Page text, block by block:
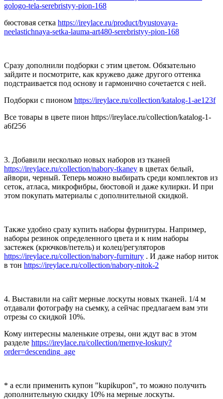
gologo-tela-serebristyy-pion-168
бюстовая сетка https://ireylace.ru/product/byustovaya-
neelastichnaya-setka-lauma-art480-serebristyy-pion-168
Сразу дополнили подборки с этим цветом. Обязательно
зайдите и посмотрите, как кружево даже другого оттенка
подстраивается под основу и гармонично сочетается с ней.
Подборки с пионом https://ireylace.ru/collection/katalog-1-ae123f
Все товары в цвете пион https://ireylace.ru/collection/katalog-1-
a6f256
3. Добавили несколько новых наборов из тканей
https://ireylace.ru/collection/nabory-tkaney в цветах белый,
айвори, черный. Теперь можно выбирать среди комплектов из
сеток, атласа, микрофибры, бюстовой и даже кулирки. И при
этом покупать материалы с дополнительной скидкой.
Также удобно сразу купить наборы фурнитуры. Например,
наборы резинок определенного цвета и к ним наборы
застежек (крючков/петель) и колец/регуляторов
https://ireylace.ru/collection/nabory-furnitury . И даже набор ниток
в тон https://ireylace.ru/collection/nabory-nitok-2
4. Выставили на сайт мерные лоскуты новых тканей. 1/4 м
отдавали фотографу на сьемку, а сейчас предлагаем вам эти
отрезы со скидкой 10%.
Кому интересны маленькие отрезы, они ждут вас в этом
разделе https://ireylace.ru/collection/mernye-loskuty?
order=descending_age
* а если применить купон "kupikupon", то можно получить
дополнительную скидку 10% на мерные лоскуты.